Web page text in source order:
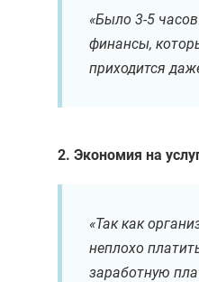
«Было 3-5
финансы,
приходится
2. Экономия на
«Так как
неплохо
заработную